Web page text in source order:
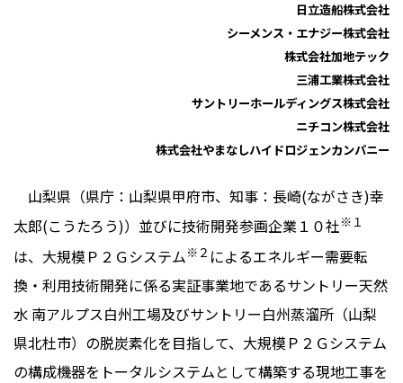
日立造船株式会社
シーメンス・エナジー株式会社
株式会社加地テック
三浦工業株式会社
サントリーホールディングス株式会社
ニチコン株式会社
株式会社やまなしハイドロジェンカンパニー
山梨県（県庁：山梨県甲府市、知事： 長崎(ながさき)幸
太郎(こうたろう)） 並びに技術開発参画企業１０社※ １
は、大規模Ｐ２Ｇシステム※ ２ によるエネルギー需要転
換・利用技術開発に係る実証事業地であるサントリー天然
水 南アルプス白州工場及びサントリー白州蒸溜所（山梨
県北杜市）の脱炭素化を目指して、大規模Ｐ２Ｇシステム
の構成機器をトータルシステムとして構築する現地工事を